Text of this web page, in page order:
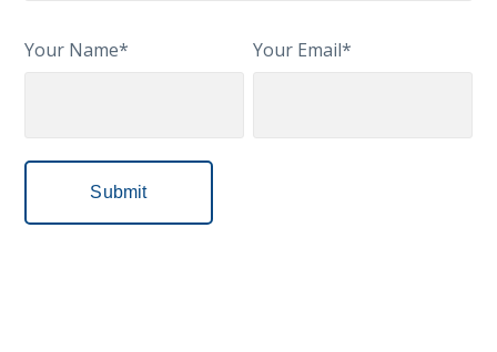
Your Name* Your Email*